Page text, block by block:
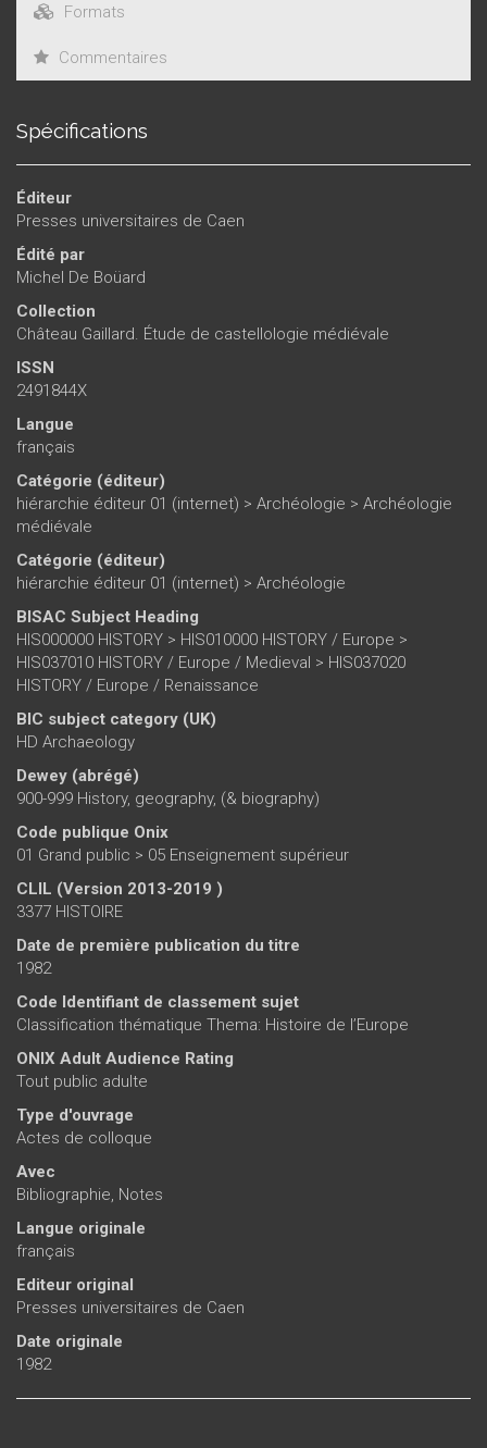
Formats
Commentaires
Spécifications
Éditeur
Presses universitaires de Caen
Édité par
Michel De Boüard
Collection
Château Gaillard. Étude de castellologie médiévale
ISSN
2491844X
Langue
français
Catégorie (éditeur)
hiérarchie éditeur 01 (internet) > Archéologie > Archéologie
médiévale
Catégorie (éditeur)
hiérarchie éditeur 01 (internet) > Archéologie
BISAC Subject Heading
HIS000000 HISTORY > HIS010000 HISTORY / Europe >
HIS037010 HISTORY / Europe / Medieval > HIS037020
HISTORY / Europe / Renaissance
BIC subject category (UK)
HD Archaeology
Dewey (abrégé)
900-999 History, geography, (& biography)
Code publique Onix
01 Grand public > 05 Enseignement supérieur
CLIL (Version 2013-2019 )
3377 HISTOIRE
Date de première publication du titre
1982
Code Identifiant de classement sujet
Classification thématique Thema: Histoire de l’Europe
ONIX Adult Audience Rating
Tout public adulte
Type d'ouvrage
Actes de colloque
Avec
Bibliographie, Notes
Langue originale
français
Editeur original
Presses universitaires de Caen
Date originale
1982